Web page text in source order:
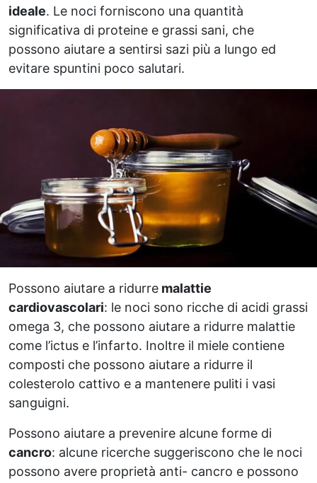
ideale. Le noci forniscono una quantità
significativa di proteine e grassi sani, che
possono aiutare a sentirsi sazi più a lungo ed
evitare spuntini poco salutari.
Possono aiutare a ridurre malattie
cardiovascolari: le noci sono ricche di acidi grassi
omega 3, che possono aiutare a ridurre malattie
come l’ictus e l’infarto. Inoltre il miele contiene
composti che possono aiutare a ridurre il
colesterolo cattivo e a mantenere puliti i vasi
sanguigni.
Possono aiutare a prevenire alcune forme di
cancro: alcune ricerche suggeriscono che le noci
possono avere proprietà anti- cancro e possono